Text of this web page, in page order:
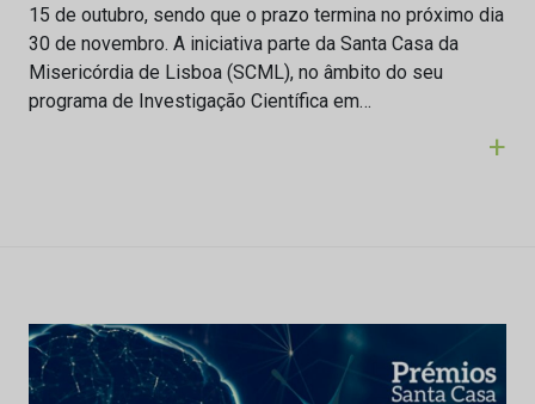
15 de outubro, sendo que o prazo termina no próximo dia
30 de novembro. A iniciativa parte da Santa Casa da
Misericórdia de Lisboa (SCML), no âmbito do seu
programa de Investigação Científica em…
+